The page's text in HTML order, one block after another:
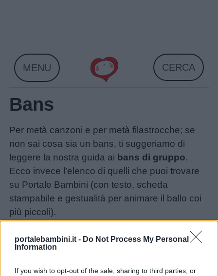
portalebambini.it - Do Not Process My Personal
Information
If you wish to opt-out of the sale, sharing to third parties, or
MENU CERCA
Bans
Per metà canzoni e per metà filastrocche; se
non sai cosa sia un bans, ti suggeriamo di
leggere la nostra guida ai bans di gruppo.
Ecco invece l’elenco di quelli che puoi trovare
su Portale Bambini (con testo, scheda
stampabile e gestualità per animare il ballo coi
più piccoli).